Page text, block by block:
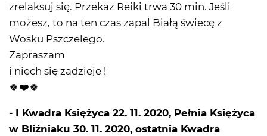
zrelaksuj się. Przekaz Reiki trwa 30 min. Jeśli
możesz, to na ten czas zapal Białą świecę z
Wosku Pszczelego.
Zapraszam
i niech się zadzieje !
🍀❤️🍀
- I Kwadra Księżyca 22. 11. 2020, Pełnia Księżyca
w Bliźniaku 30. 11. 2020, ostatnia Kwadra